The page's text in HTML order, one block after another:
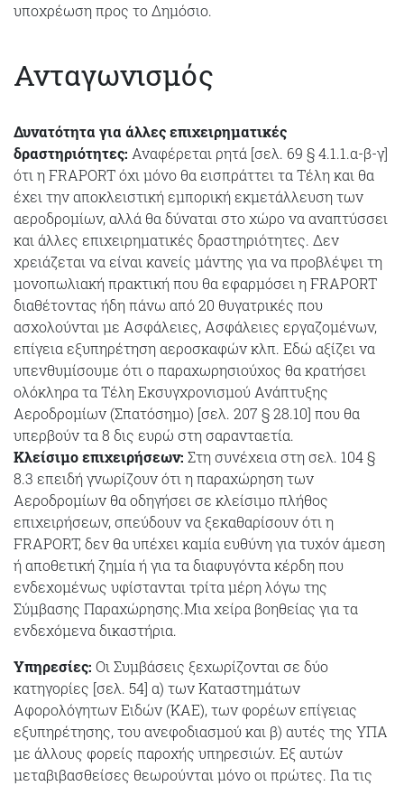
υποχρέωση προς το Δημόσιο.
Ανταγωνισμός
Δυνατότητα για άλλες επιχειρηματικές
δραστηριότητες: Αναφέρεται ρητά [σελ. 69 § 4.1.1.α-β-γ]
ότι η FRAPORT όχι μόνο θα εισπράττει τα Τέλη και θα
έχει την αποκλειστική εμπορική εκμετάλλευση των
αεροδρομίων, αλλά θα δύναται στο χώρο να αναπτύσσει
και άλλες επιχειρηματικές δραστηριότητες. Δεν
χρειάζεται να είναι κανείς μάντης για να προβλέψει τη
μονοπωλιακή πρακτική που θα εφαρμόσει η FRAPORT
διαθέτοντας ήδη πάνω από 20 θυγατρικές που
ασχολούνται με Ασφάλειες, Ασφάλειες εργαζομένων,
επίγεια εξυπηρέτηση αεροσκαφών κλπ. Εδώ αξίζει να
υπενθυμίσουμε ότι ο παραχωρησιούχος θα κρατήσει
ολόκληρα τα Τέλη Εκσυγχρονισμού Ανάπτυξης
Αεροδρομίων (Σπατόσημο) [σελ. 207 § 28.10] που θα
υπερβούν τα 8 δις ευρώ στη σαρανταετία.
Κλείσιμο επιχειρήσεων: Στη συνέχεια στη σελ. 104 §
8.3 επειδή γνωρίζουν ότι η παραχώρηση των
Αεροδρομίων θα οδηγήσει σε κλείσιμο πλήθος
επιχειρήσεων, σπεύδουν να ξεκαθαρίσουν ότι η
FRAPORT, δεν θα υπέχει καμία ευθύνη για τυχόν άμεση
ή αποθετική ζημία ή για τα διαφυγόντα κέρδη που
ενδεχομένως υφίστανται τρίτα μέρη λόγω της
Σύμβασης Παραχώρησης.Μια χείρα βοηθείας για τα
ενδεχόμενα δικαστήρια.
Υπηρεσίες: Οι Συμβάσεις ξεχωρίζονται σε δύο
κατηγορίες [σελ. 54] α) των Καταστημάτων
Αφορολόγητων Ειδών (ΚΑΕ), των φορέων επίγειας
εξυπηρέτησης, του ανεφοδιασμού και β) αυτές της ΥΠΑ
με άλλους φορείς παροχής υπηρεσιών. Εξ αυτών
μεταβιβασθείσες θεωρούνται μόνο οι πρώτες. Για τις